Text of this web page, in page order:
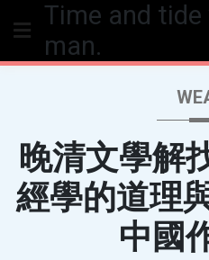
Time and
man.
晚清文學解
經學的道理
中國